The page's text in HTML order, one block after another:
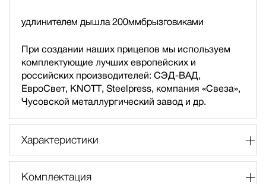
удлинителем дышла 200ммбрызговиками
При создании наших прицепов мы используем
комплектующие лучших европейских и
российских производителей: СЭД-ВАД,
ЕвроСвет, KNOTT, Steelpress, компания «Свеза»,
Чусовской металлургический завод и др.
Характеристики
Комплектация